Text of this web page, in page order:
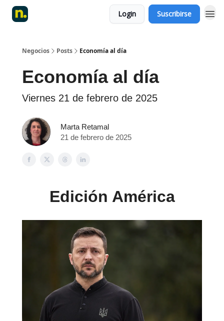
Login Suscribirse
Negocios Posts Economía al día
Economía al día
Viernes 21 de febrero de 2025
Marta Retamal
21 de febrero de 2025
Edición América